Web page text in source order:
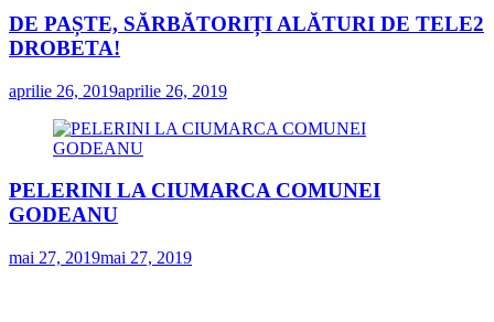
DE PAȘTE, SĂRBĂTORIȚI ALĂTURI DE TELE2
DROBETA!
aprilie 26, 2019aprilie 26, 2019
PELERINI LA CIUMARCA COMUNEI
GODEANU
mai 27, 2019mai 27, 2019